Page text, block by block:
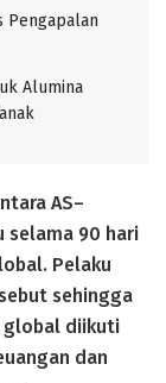
Pengapalan
Alumina
AS–
selama 90 hari
Pelaku
sehingga
global diikuti
dan